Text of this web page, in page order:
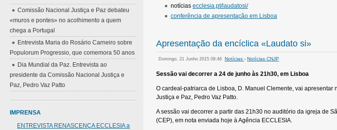
notícias ecclesia.pt/laudatosi/
conferência de apresentação em Lisboa
Apresentação da encíclica «Laudato si»
Domingo, 21 Junho 2015 09:46 Notícias - Notícias CNJP
Sessão vai decorrer a 24 de junho às 21h30, em Lisboa
O cardeal-patriarca de Lisboa, D. Manuel Clemente, vai
Justiça e Paz, Pedro Vaz Patto.
A sessão vai decorrer a partir das 21h30 no auditório da igreja de
(CEP), em nota enviada hoje à Agência ECCLESIA.
Comissão Nacional Justiça e Paz debateu
«muros e pontes» no acolhimento a quem
chega a Portugal
Entrevista Maria do Rosário Carneiro sobre
Populorum Progressio, que comemora 50 anos
Dia Mundial da Paz. Entrevista ao
presidente da Comissão Nacional Justiça e
Paz, Pedro Vaz Patto
IMPRENSA
ENTREVISTA RENASCENÇA ECCLESIA a